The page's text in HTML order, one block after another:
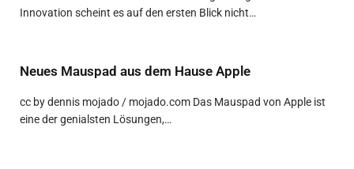
Innovation scheint es auf den ersten Blick nicht…
Neues Mauspad aus dem Hause Apple
cc by dennis mojado / mojado.com Das Mauspad von Apple ist
eine der genialsten Lösungen,…